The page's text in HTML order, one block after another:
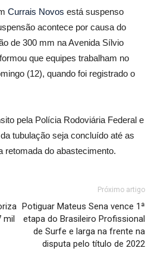
Currais Novos está suspenso
acontece por causa do
de 300 mm na Avenida Sílvio
que equipes trabalham no
(12), quando foi registrado o
pela Polícia Rodoviária Federal e
tubulação seja concluído até as
retomada do abastecimento.
mil
Próximo artigo
Potiguar Mateus Sena vence 1ª
etapa do Brasileiro Profissional
de Surfe e larga na frente na
disputa pelo título de 2022